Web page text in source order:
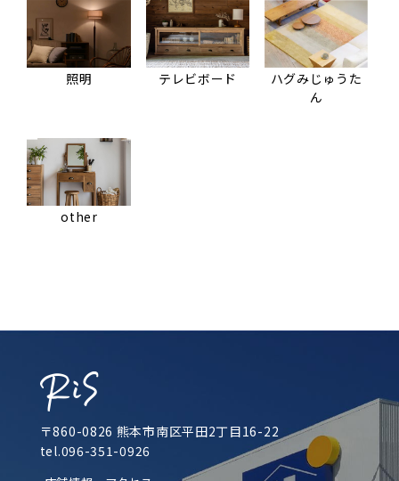
照明 テレビボード
ハグみじゅうた
ん
other
〒860-0826 熊本市南区平田2丁目16-22
tel.096-351-0926